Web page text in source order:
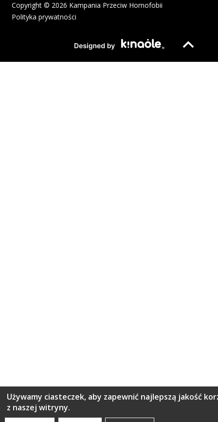
Copyright © 2026 Kampania Przeciw Homofobii
Polityka prywatności
Strona otwiera
Używamy ciasteczek, aby zapewnić najlepszą jakość
z naszej witryny.